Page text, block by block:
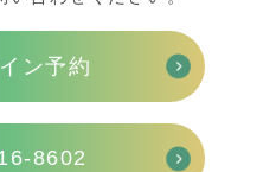
ン予約
8602